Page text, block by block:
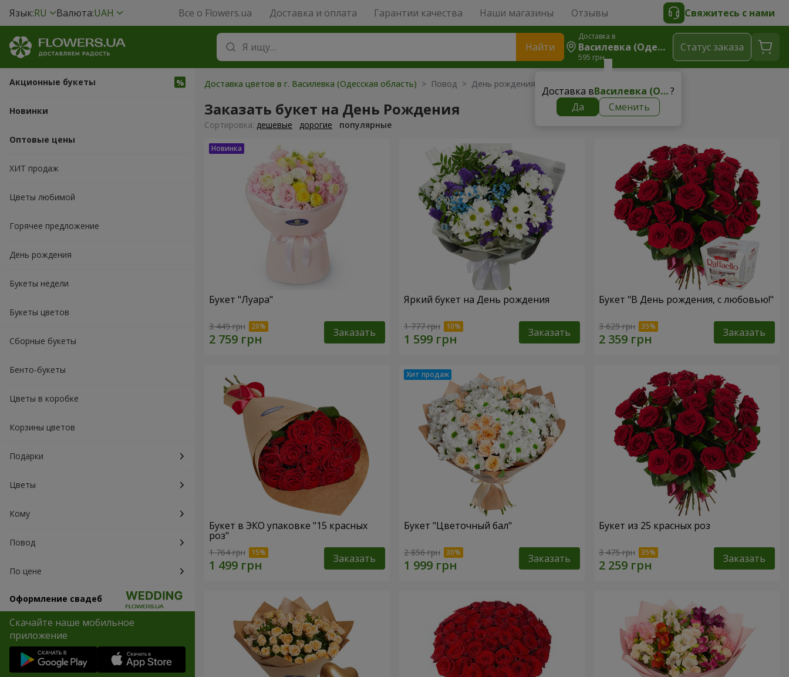
Язык:RU Валюта:UAH Все о Flowers.ua Доставка и оплата Гарантии качества Наши магазины Отзывы Свяжитесь с нами
Найти
Доставка в
Василевка (Одесская Область)
595 грн
Доставка в Василевка (Одесская область)?
Да
Сменить
Cтатус заказа
Акционные букеты
Новинки
Оптовые цены
ХИТ продаж
Цветы любимой
Горячее предложение
День рождения
Букеты недели
Букеты цветов
Сборные букеты
Бенто-букеты
Цветы в коробке
Корзины цветов
Подарки
Цветы
Кому
Повод
По цене
Оформление свадеб
Скачайте наше мобильное
приложение
Доставка цветов в г. Василевка (Одесская область) > Повод > День рождения
Заказать букет на День Рождения
Cортировка: дешевые дорогие популярные
Букет "Луара"
3 449 грн Заказать
Яркий букет на День рождения
1 777 грн Заказать
Букет "В День рождения, с любовью!"
3 629 грн Заказать
Букет в ЭКО упаковке "15 красных
роз"
1 764 грн Заказать
Букет "Цветочный бал"
2 856 грн Заказать
Букет из 25 красных роз
3 475 грн Заказать